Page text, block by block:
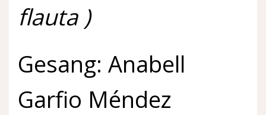
flauta )
Gesang: Anabell
Garfio Méndez